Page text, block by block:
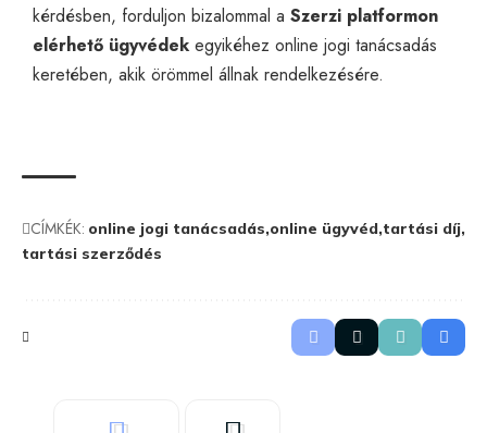
kérdésben, forduljon bizalommal a Szerzi platformon
elérhető ügyvédek egyikéhez online jogi tanácsadás
keretében, akik örömmel állnak rendelkezésére.
CÍMKÉK: online jogi tanácsadás online ügyvéd tartási díj
tartási szerződés